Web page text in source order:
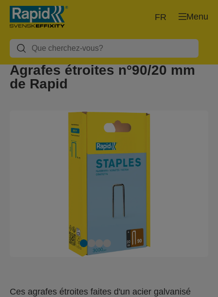
Menu
FR
Agrafes étroites n°90/20 mm
de Rapid
Ces agrafes étroites faites d'un acier galvanisé